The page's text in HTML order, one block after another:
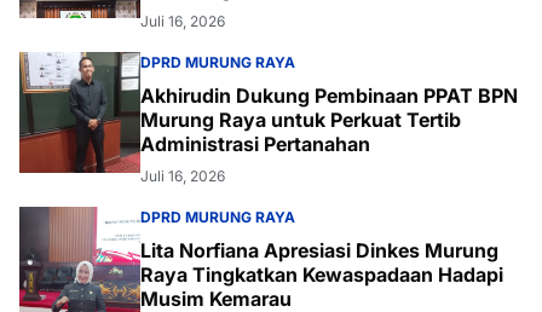
Juli 16, 2026
DPRD MURUNG RAYA
Akhirudin Dukung Pembinaan PPAT BPN
Murung Raya untuk Perkuat Tertib
Administrasi Pertanahan
Juli 16, 2026
DPRD MURUNG RAYA
Lita Norfiana Apresiasi Dinkes Murung
Raya Tingkatkan Kewaspadaan Hadapi
Musim Kemarau